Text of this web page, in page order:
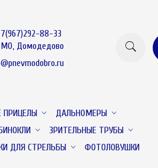
88-33
МО, Домодедово
ПРИЦЕЛЫ
ДАЛЬНОМЕРЫ
ЗРИТЕЛЬНЫЕ ТРУБЫ
ДЛЯ СТРЕЛЬБЫ ФОТОЛОВУШКИ